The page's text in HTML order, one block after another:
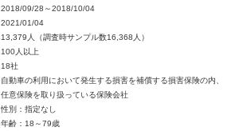
2018/09/28～2018/10/04
2021/01/04
13,379人（調査時サンプル数16,368人）
100人以上
18社
自動車の利用において発生する損害を補償する損害保険の内、
任意保険を取り扱っている保険会社
性別：指定なし
年齢：18～79歳